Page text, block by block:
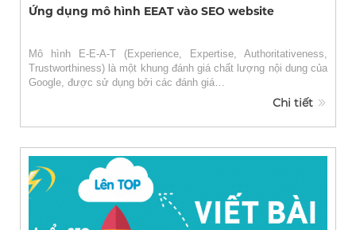
Ứng dụng mô hình EEAT vào SEO website
Mô hình E-E-A-T (Experience, Expertise, Authoritativeness,
Trustworthiness) là một khung đánh giá chất lượng nội dung của
Google, được sử dụng bởi các đánh giá…
Chi tiết